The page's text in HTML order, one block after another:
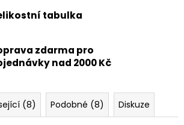
tabulka
zdarma pro
nad 2000 Kč
(8) Podobné (8) Diskuze